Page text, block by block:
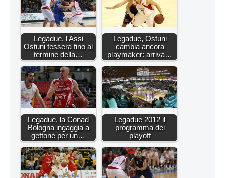
Legadue, l'Assi
Ostuni tessera fino al
termine della…
Legadue, Ostuni
cambia ancora
playmaker: arriva…
Legadue, la Conad
Bologna ingaggia a
gettone per un…
Legadue 2012 il
programma dei
playoff